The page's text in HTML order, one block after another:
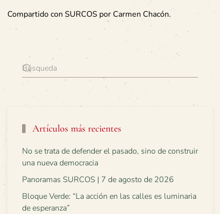
Compartido con SURCOS por Carmen Chacón.
Artículos más recientes
No se trata de defender el pasado, sino de construir
una nueva democracia
Panoramas SURCOS | 7 de agosto de 2026
Bloque Verde: “La acción en las calles es luminaria
de esperanza”